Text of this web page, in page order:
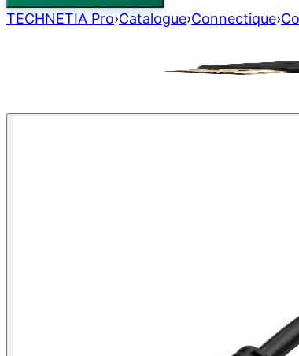
TECHNETIA Pro›Catalogue›Connectique›